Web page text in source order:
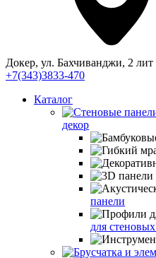
Докер, ул. Бахчиванджи, 2
+7(343)3833-470
Каталог
декор
панели
для